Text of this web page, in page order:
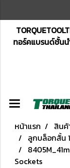
ทอร์คแบรนด์ชั้นน
หน้าแรก สิน
ลูกบล็อกสั้น
Sockets